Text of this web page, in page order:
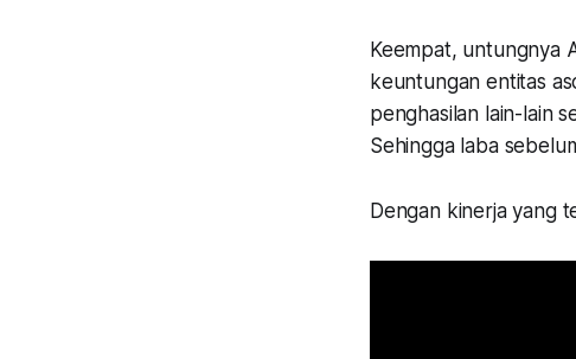
Keempat, untungnya
keuntungan entitas
penghasilan lain-lain
Sehingga laba
Dengan kinerja yang